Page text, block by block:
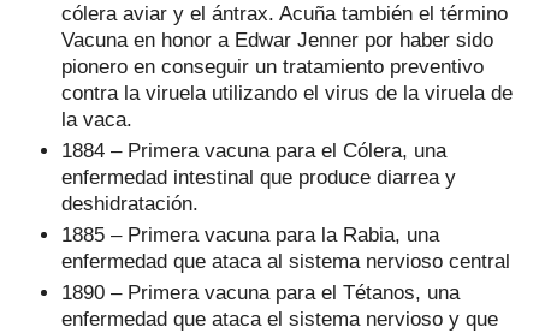
cólera aviar y el ántrax. Acuña también el término
Vacuna en honor a Edwar Jenner por haber sido
pionero en conseguir un tratamiento preventivo
contra la viruela utilizando el virus de la viruela de
la vaca.
1884 – Primera vacuna para el Cólera, una
enfermedad intestinal que produce diarrea y
deshidratación.
1885 – Primera vacuna para la Rabia, una
enfermedad que ataca al sistema nervioso central
1890 – Primera vacuna para el Tétanos, una
enfermedad que ataca el sistema nervioso y que